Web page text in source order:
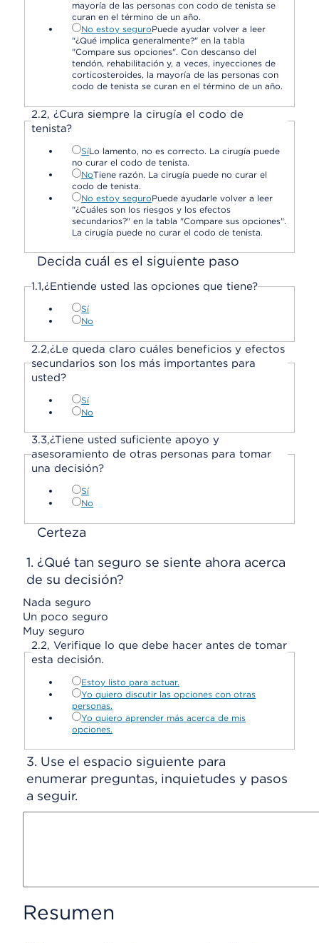
mayoría de las personas con codo de tenista se
curan en el término de un año.
No estoy seguroPuede ayudar volver a leer
"¿Qué implica generalmente?" en la tabla
"Compare sus opciones". Con descanso del
tendón, rehabilitación y, a veces, inyecciones de
corticosteroides, la mayoría de las personas con
codo de tenista se curan en el término de un año.
2.2,¿Cura siempre la cirugía el codo de
tenista?
SíLo lamento, no es correcto. La cirugía puede
no curar el codo de tenista.
NoTiene razón. La cirugía puede no curar el
codo de tenista.
No estoy seguroPuede ayudarle volver a leer
"¿Cuáles son los riesgos y los efectos
secundarios?" en la tabla "Compare sus opciones".
La cirugía puede no curar el codo de tenista.
Decida cuál es el siguiente paso
1.1,¿Entiende usted las opciones que tiene?
Sí
No
2.2,¿Le queda claro cuáles beneficios y efectos
secundarios son los más importantes para
usted?
Sí
No
3.3,¿Tiene usted suficiente apoyo y
asesoramiento de otras personas para tomar
una decisión?
Sí
No
Certeza
1. ¿Qué tan seguro se siente ahora acerca
de su decisión?
Nada seguro
Un poco seguro
Muy seguro
2.2,Verifique lo que debe hacer antes de tomar
esta decisión.
Estoy listo para actuar.
Yo quiero discutir las opciones con otras
personas.
Yo quiero aprender más acerca de mis
opciones.
3. Use el espacio siguiente para
enumerar preguntas, inquietudes y pasos
a seguir.
Resumen